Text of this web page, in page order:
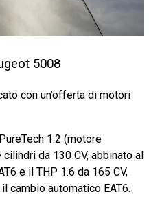
5008
con un’offerta di motori
1.2 (motore
da 130 CV, abbinato al
e il THP 1.6 da 165 CV,
cambio automatico EAT6.